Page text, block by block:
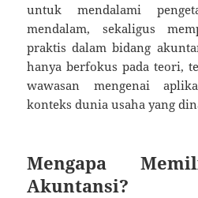
untuk mendalami
mendalam, sekaligus
praktis dalam bidang
hanya berfokus pada teori,
wawasan mengenai
konteks dunia usaha yang
Mengapa
Akuntansi?